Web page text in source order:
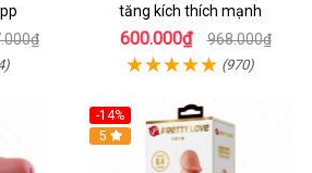
tăng kích thích mạnh
600.000₫ 968.000₫
(970)
-14%
5